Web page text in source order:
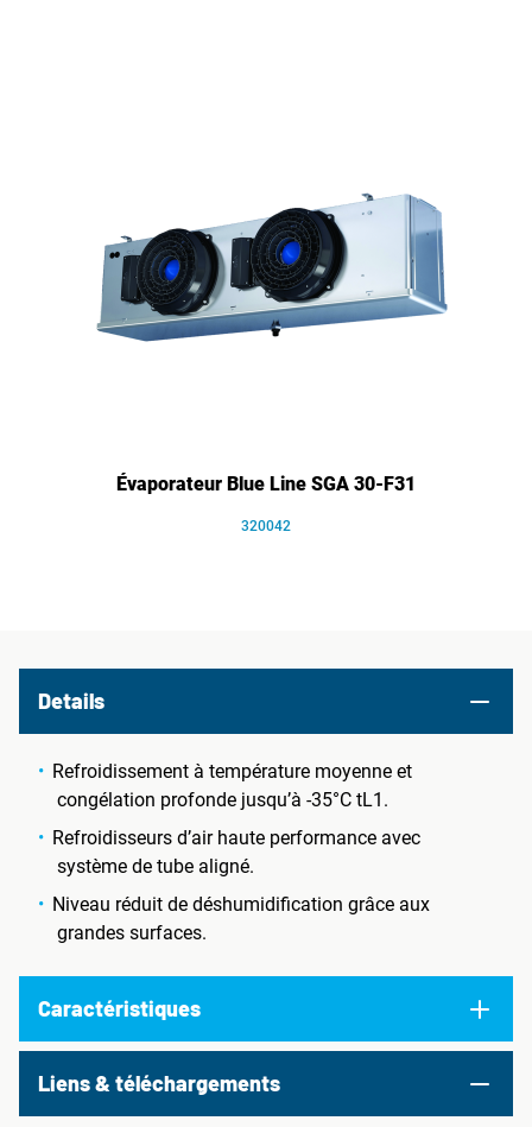
Évaporateur Blue Line SGA 30-F31
320042
Details
Refroidissement à température moyenne et
congélation profonde jusqu’à -35°C tL1.
Refroidisseurs d’air haute performance avec
système de tube aligné.
Niveau réduit de déshumidification grâce aux
grandes surfaces.
Caractéristiques
Liens & téléchargements